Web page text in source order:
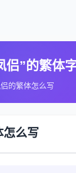
侣”的繁体
的繁体怎么写
怎么写